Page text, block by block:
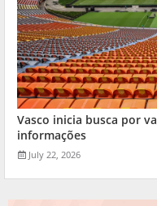
Vasco inicia busca por
informações
July 22, 2026